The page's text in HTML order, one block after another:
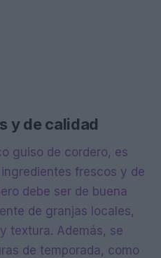
y de calidad
guiso de cordero, es
frescos y de
debe ser de buena
de granjas locales,
textura. Además, se
de temporada, como